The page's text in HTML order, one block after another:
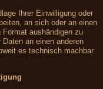
Ihrer Einwilligung oder
an sich oder an einen
Format aushändigen zu
an einen anderen
es technisch machbar